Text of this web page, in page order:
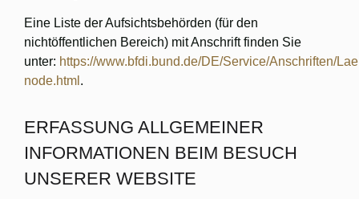
Eine Liste der Aufsichtsbehörden (für den
nichtöffentlichen Bereich) mit Anschrift finden Sie
unter: https://www.bfdi.bund.de/DE/Service/Anschriften/
node.html .
ERFASSUNG ALLGEMEINER
INFORMATIONEN BEIM BESUCH
UNSERER WEBSITE